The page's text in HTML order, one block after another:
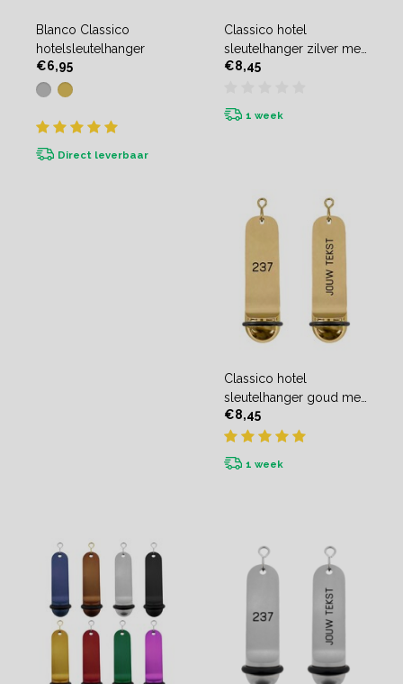
Blanco Classico
hotelsleutelhanger
€6,95
Direct leverbaar
Classico hotel
sleutelhanger zilver met
gravering
€8,45
1 week
Classico hotel
sleutelhanger goud met
gravering
€8,45
1 week